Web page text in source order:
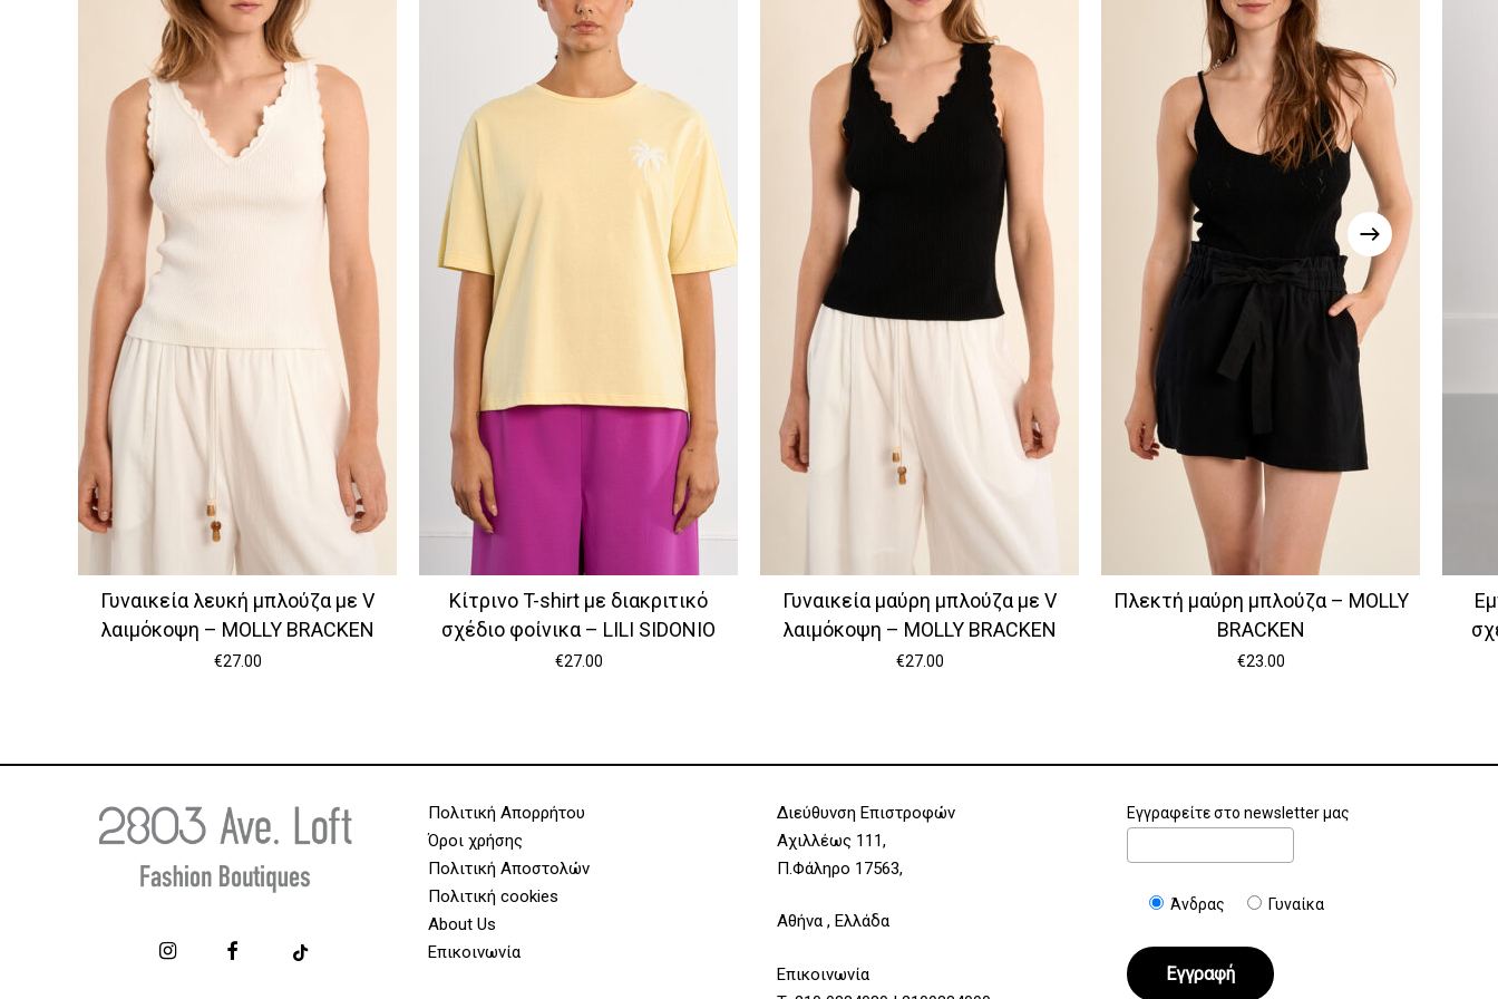
Γυναικεία λευκή μπλούζα με V
λαιμόκοψη – MOLLY BRACKEN
€27.00
Κίτρινο T-shirt με διακριτικό
σχέδιο φοίνικα – LILI SIDONIO
€27.00
Γυναικεία μαύρη μπλούζα με V
λαιμόκοψη – MOLLY BRACKEN
€27.00
Πλεκτή μαύρη μπλούζα – MOLLY
BRACKEN
€23.00
Πολιτική Απορρήτου
Όροι χρήσης
Πολιτική Αποστολών
Πολιτική cookies
About Us
Επικοινωνία
Διεύθυνση Επιστροφών
Αχιλλέως 111,
Π.Φάληρο 17563,
Αθήνα , Ελλάδα
Επικοινωνία
Εγγραφείτε στο newsletter μας
Άνδρας Γυναίκα